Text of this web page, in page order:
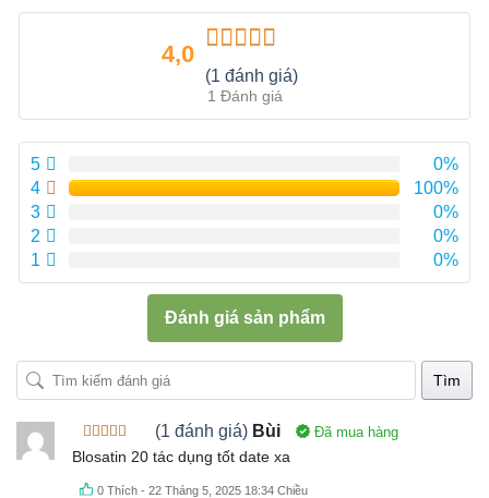
4,0
Được xếp
hạng 4.00
5 sao
(1 đánh giá)
1 Đánh giá
5
0%
4
100%
3
0%
2
0%
1
0%
Đánh giá sản phẩm
Tìm
Được xếp
hạng45
sao
(1 đánh giá) Bùi Đã mua hàng
Blosatin 20 tác dụng tốt date xa
0 Thích -22 Tháng 5, 2025 18:34 Chiều